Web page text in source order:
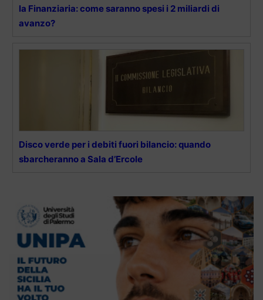
la Finanziaria: come saranno spesi i 2 miliardi di
avanzo?
Disco verde per i debiti fuori bilancio: quando
sbarcheranno a Sala d’Ercole